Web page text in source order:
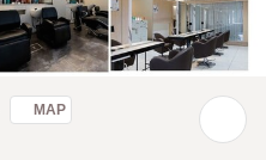
MAP